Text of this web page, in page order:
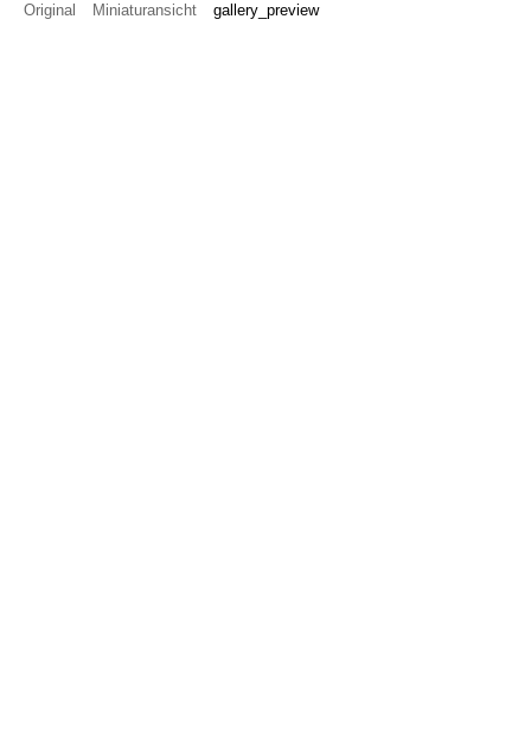
Original
Miniaturansicht gallery_preview